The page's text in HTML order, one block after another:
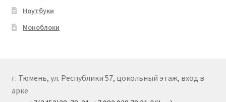
Ноутбуки
Моноблоки
г. Тюмень, ул. Республики 57, цокольный этаж, вход в
арке